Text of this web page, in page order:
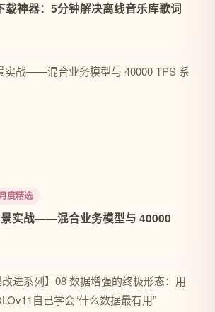
载神器：5分钟解决离线音乐库歌词
度精选
实战——混合业务模型与 40000